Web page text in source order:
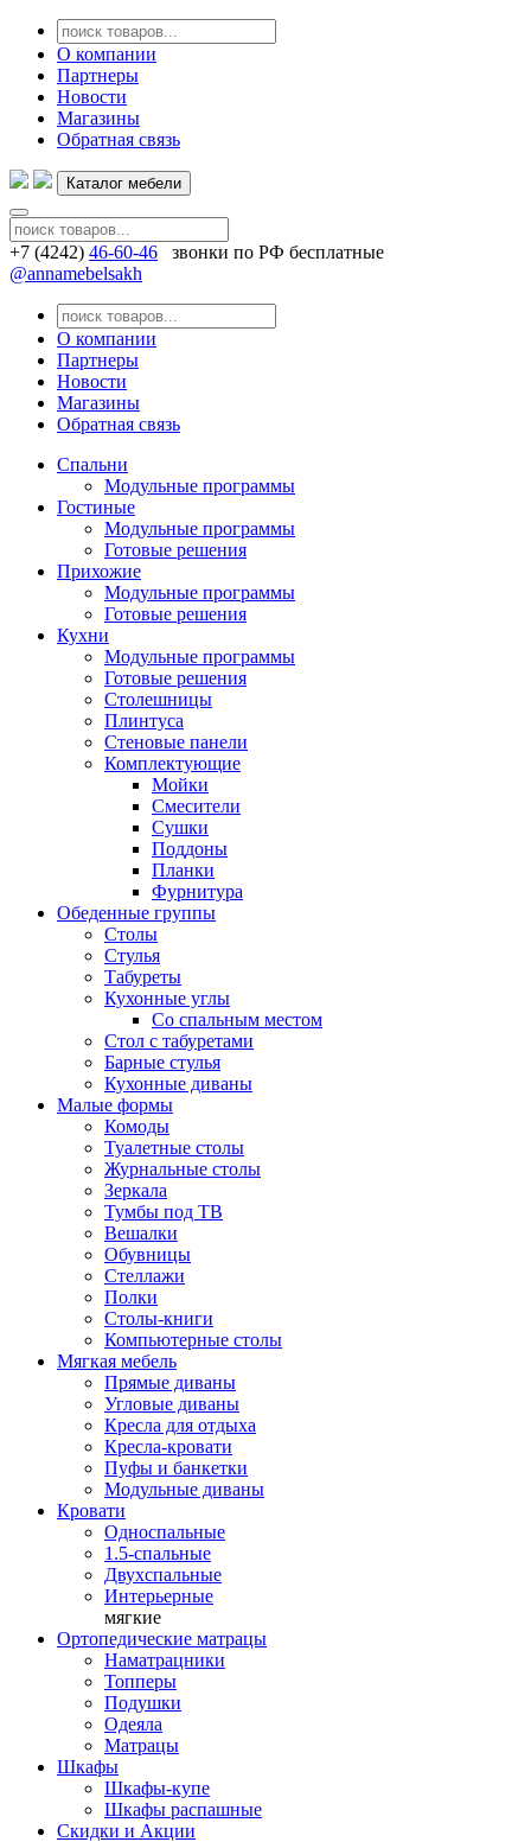
О компании
Партнеры
Новости
Магазины
Обратная связь
Каталог мебели
+7 (4242) 46-60-46
звонки по РФ бесплатные
@annamebelsakh
О компании
Партнеры
Новости
Магазины
Обратная связь
Спальни
Модульные программы
Гостиные
Модульные программы
Готовые решения
Прихожие
Модульные программы
Готовые решения
Кухни
Модульные программы
Готовые решения
Столешницы
Плинтуса
Стеновые панели
Комплектующие
Мойки
Смесители
Сушки
Поддоны
Планки
Фурнитура
Обеденные группы
Столы
Стулья
Табуреты
Кухонные углы
Со спальным местом
Стол с табуретами
Барные стулья
Кухонные диваны
Малые формы
Комоды
Туалетные столы
Журнальные столы
Зеркала
Тумбы под ТВ
Вешалки
Обувницы
Стеллажи
Полки
Столы-книги
Компьютерные столы
Мягкая мебель
Прямые диваны
Угловые диваны
Кресла для отдыха
Кресла-кровати
Пуфы и банкетки
Модульные диваны
Кровати
Односпальные
1.5-спальные
Двухспальные
Интерьерные
мягкие
Ортопедические матрацы
Наматрацники
Топперы
Подушки
Одеяла
Матрацы
Шкафы
Шкафы-купе
Шкафы распашные
Скидки и Акции